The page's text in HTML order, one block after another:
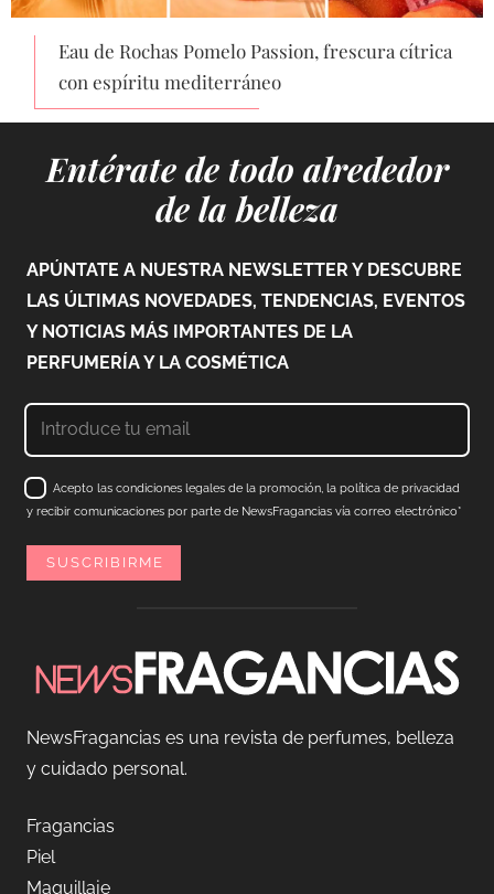
Eau de Rochas Pomelo Passion, frescura cítrica
con espíritu mediterráneo
Entérate de todo alrededor
de la belleza
APÚNTATE A NUESTRA NEWSLETTER Y DESCUBRE
LAS ÚLTIMAS NOVEDADES, TENDENCIAS, EVENTOS
Y NOTICIAS MÁS IMPORTANTES DE LA
PERFUMERÍA Y LA COSMÉTICA
Acepto las condiciones legales de la promoción, la política de privacidad
y recibir comunicaciones por parte de NewsFragancias vía correo electrónico*
NewsFragancias es una revista de perfumes, belleza
y cuidado personal.
Fragancias
Piel
Maquillaje